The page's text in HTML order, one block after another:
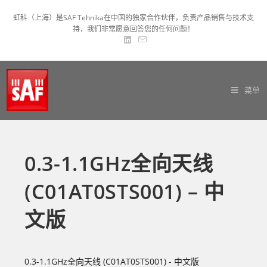
虹科（上海）是SAF Tehnika在中国的独家合作伙伴，负责产品销售与技术支
持，我们非常愿意回答您的任何问题！
菜单
0.3-1.1GHz全向天线
(C01AT0STS001) – 中
文版
0.3-1.1GHz全向天线 (C01AT0STS001) - 中文版